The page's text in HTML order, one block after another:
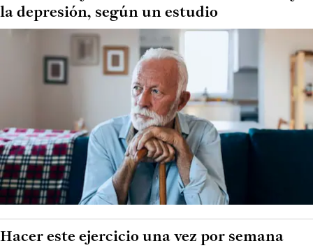
la depresión, según un estudio
Hacer este ejercicio una vez por semana